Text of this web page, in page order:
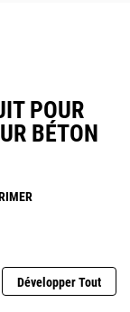
POUR
BÉTON
Développer Tout